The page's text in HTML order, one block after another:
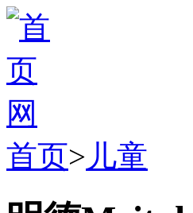
首页> 儿童